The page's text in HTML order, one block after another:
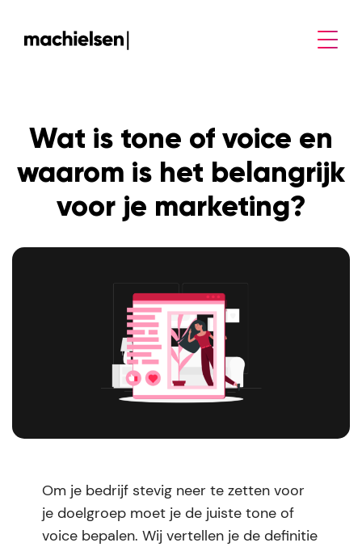
Wat is tone of voice en
waarom is het belangrijk
voor je marketing?
Om je bedrijf stevig neer te zetten voor
je doelgroep moet je de juiste tone of
voice bepalen. Wij vertellen je de definitie